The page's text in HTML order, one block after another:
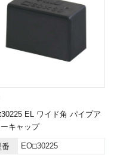
EL ワイド角 パイプア
キャップ
番 EO□30225